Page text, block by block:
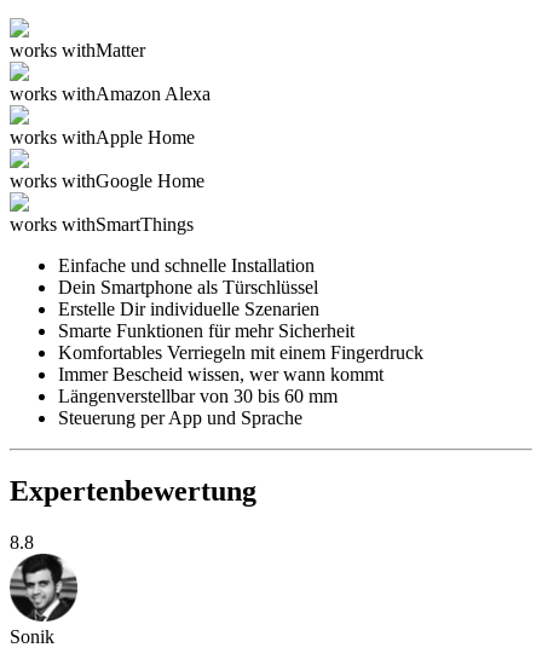
works withMatter
works withAmazon Alexa
works withApple Home
works withGoogle Home
works withSmartThings
Einfache und schnelle Installation
Dein Smartphone als Türschlüssel
Erstelle Dir individuelle Szenarien
Smarte Funktionen für mehr Sicherheit
Komfortables Verriegeln mit einem Fingerdruck
Immer Bescheid wissen, wer wann kommt
Längenverstellbar von 30 bis 60 mm
Steuerung per App und Sprache
Expertenbewertung
8.8
Sonik